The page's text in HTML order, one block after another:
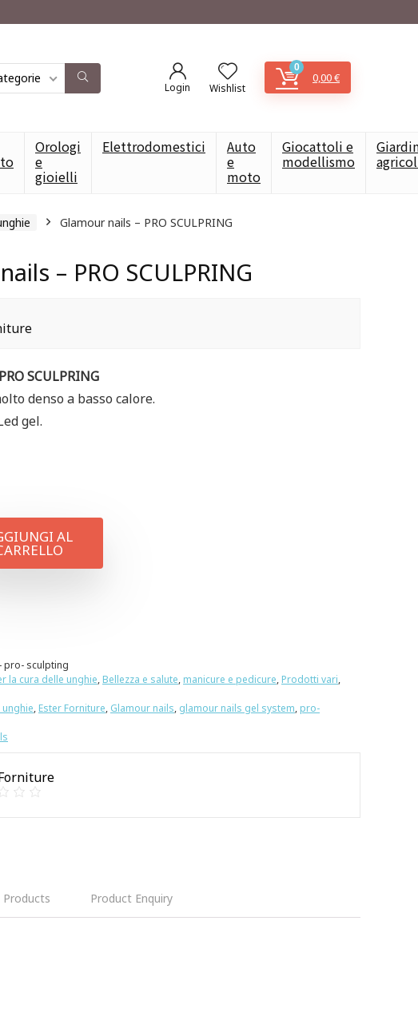
Login Wishlist
0
0,00€
Orologi
e
gioielli
Elettrodomestici Auto
e
moto
Giocattoli e
modellismo
Glamour nails – PRO SCULPRING
– PRO SCULPRING
SCULPRING
denso a basso calore.
gel.
AL
pro- sculpting
la cura delle unghie, Bellezza e salute, manicure e pedicure, Prodotti vari,
, Ester Forniture, Glamour nails, glamour nails gel system, pro-
Product Enquiry